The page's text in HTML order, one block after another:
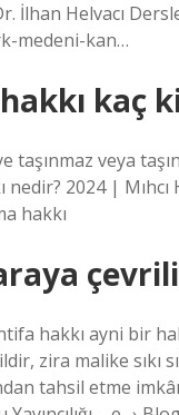
İlhan Helvacı
medeni-kan…
kaç
taşınmaz veya
nedir? 2024 |
hakkı
İntifa hakkı ayni
zira malike sıkı
tahsil etme